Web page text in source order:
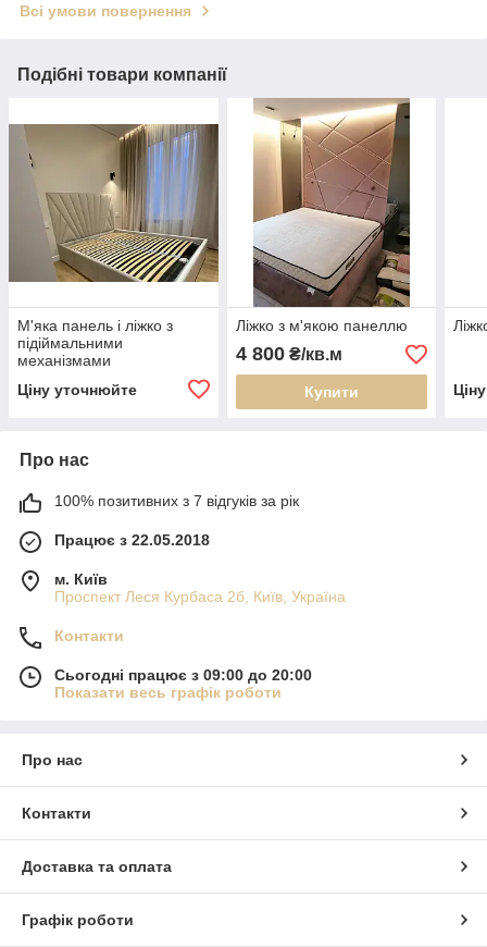
Всі умови повернення
Подібні товари компанії
М'яка панель і ліжко з
підіймальними
механізмами
Ціну уточнюйте
Ліжко з м'якою панеллю
4 800₴/кв.м
Купити
Про нас
100% позитивних з 7 відгуків за рік
Працює з 22.05.2018
м. Київ
Проспект Леся Курбаса 2б, Київ, Україна
Контакти
Сьогодні працює з 09:00 до 20:00
Показати весь графік роботи
Про нас
Контакти
Доставка та оплата
Графік роботи